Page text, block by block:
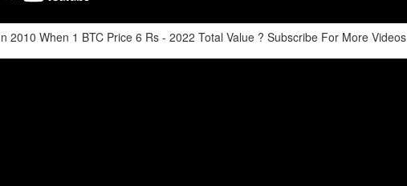
2010 When 1 BTC Price 6 Rs - 2022 Total Value ? Subscribe For More Videos